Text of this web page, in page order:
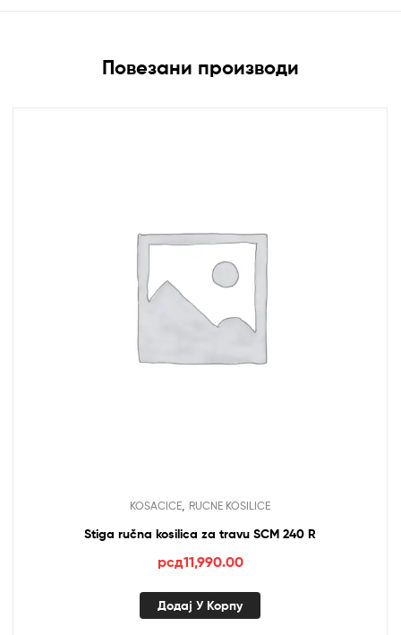
Повезани производи
KOSACICE RUCNE KOSILICE
Stiga ručna kosilica za travu SCM 240 R
рсд11,990.00
Додај У Корпу